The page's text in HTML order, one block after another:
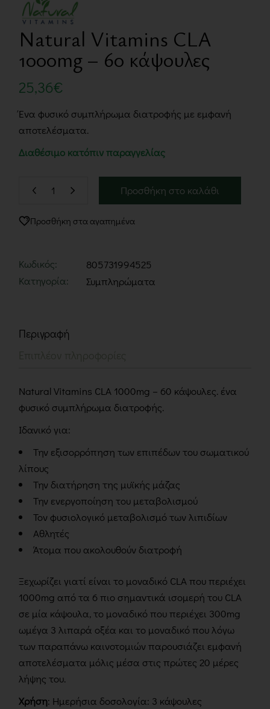
Natural Vitamins CLA
1000mg – 60 κάψουλες
25,36€
Ένα φυσικό συμπλήρωμα διατροφής με εμφανή
αποτελέσματα.
Διαθέσιμο κατόπιν παραγγελίας
Προσθήκη στο καλάθι
Προσθήκη στα αγαπημένα
Κωδικός:
805731994525
Κατηγορία:
Συμπληρώματα
Περιγραφή
Natural Vitamins CLA 1000mg – 60 κάψουλες. ένα
φυσικό συμπλήρωμα διατροφής.
Ιδανικό για:
Την εξισορρόπηση των επιπέδων του σωματικού
λίπους
Την διατήρηση της μυϊκής μάζας
Την ενεργοποίηση του μεταβολισμού
Τον φυσιολογικό μεταβολισμό των λιπιδίων
Αθλητές
Άτομα που ακολουθούν διατροφή
Ξεχωρίζει γιατί είναι το μοναδικό CLA που περιέχει
1000mg από τα 6 πιο σημαντικά ισομερή του CLA
σε μία κάψουλα, το μοναδικό που περιέχει 300mg
ωμέγα 3 λιπαρά οξέα και το μοναδικό που λόγω
των παραπάνω καινοτομιών παρουσιάζει εμφανή
αποτελέσματα μόλις μέσα στις πρώτες 20 μέρες
λήψης του.
Χρήση: Ημερήσια δοσολογία: 3 κάψουλες